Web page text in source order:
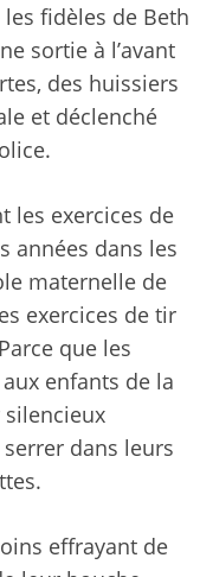
fidèles de Beth
sortie à l’avant
des huissiers
et déclenché
les exercices de
années dans les
maternelle de
exercices de tir
que les
enfants de la
dans leurs
effrayant de